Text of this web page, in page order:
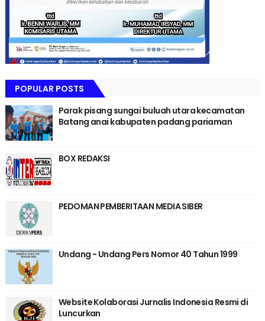
POPULAR POSTS
Parak pisang sungai buluah utara kecamatan
Batang anai kabupaten padang pariaman
BOX REDAKSI
PEDOMAN PEMBERITAAN MEDIA SIBER
Undang - Undang Pers Nomor 40 Tahun 1999
Website Kolaborasi Jurnalis Indonesia Resmi di
Luncurkan